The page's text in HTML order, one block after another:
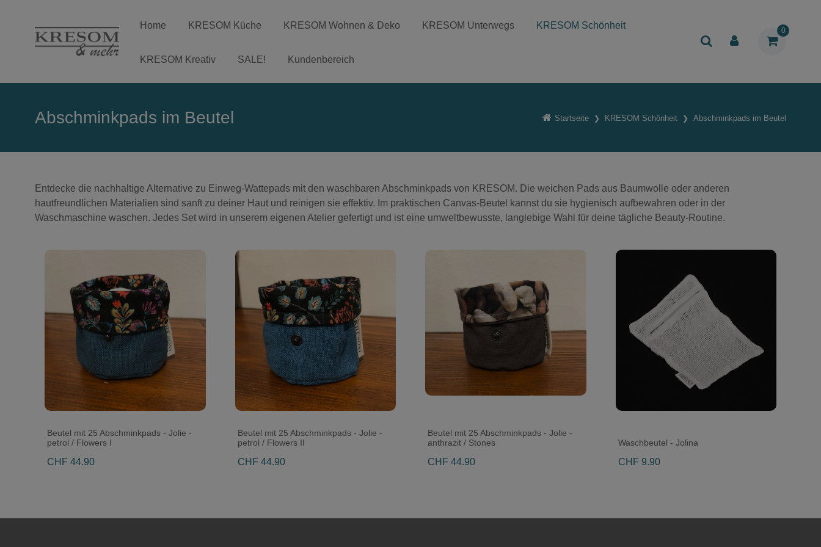
0
Home KRESOM Küche KRESOM Wohnen & Deko KRESOM Unterwegs KRESOM Schönheit
KRESOM Kreativ SALE! Kundenbereich
Startseite KRESOM Schönheit Abschminkpads im Beutel
Abschminkpads im Beutel
Entdecke die nachhaltige Alternative zu Einweg-Wattepads mit den waschbaren Abschminkpads von KRESOM. Die weichen Pads aus Baumwolle oder anderen
hautfreundlichen Materialien sind sanft zu deiner Haut und reinigen sie effektiv. Im praktischen Canvas-Beutel kannst du sie hygienisch aufbewahren oder in der
Waschmaschine waschen. Jedes Set wird in unserem eigenen Atelier gefertigt und ist eine umweltbewusste, langlebige Wahl für deine tägliche Beauty-Routine.
Beutel mit 25 Abschminkpads - Jolie -
petrol / Flowers I
CHF 44.90
Beutel mit 25 Abschminkpads - Jolie -
petrol / Flowers II
CHF 44.90
Beutel mit 25 Abschminkpads - Jolie -
anthrazit / Stones
CHF 44.90
Waschbeutel - Jolina
CHF 9.90